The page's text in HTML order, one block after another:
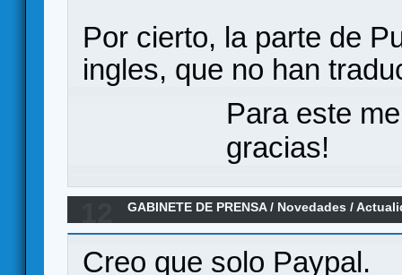
Por cierto, la parte de
ingles, que no han
Para este
gracias!
GABINETE DE PRENSA/ Novedades /
Creo que solo Paypal.